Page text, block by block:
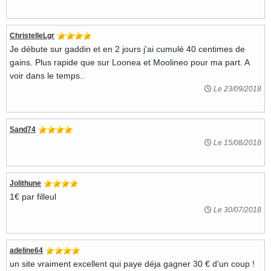
ChristelleLgr
Je débute sur gaddin et en 2 jours j'ai cumulé 40 centimes de
gains. Plus rapide que sur Loonea et Moolineo pour ma part. A
voir dans le temps..
Le 23/09/2018
Sand74
Le 15/08/2018
Jolithune
1€ par filleul
Le 30/07/2018
adeline64
un site vraiment excellent qui paye déja gagner 30 € d'un coup !